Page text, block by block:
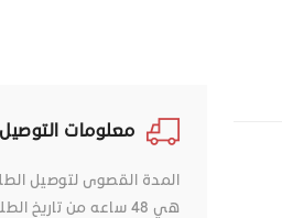
معلومات التوصيل
المدة القصوى لتوصيل
هي 48 ساعه من تاريخ الطلب .